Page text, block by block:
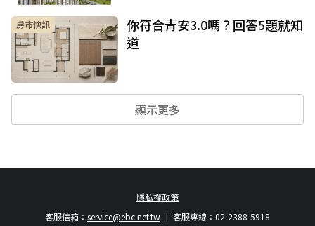
房市快訊
你符合青安3.0嗎？回答5題就知
道
顯示更多
隱私權政策
客服專線：02-2388-5918
客服信箱： service@ebc.net.tw